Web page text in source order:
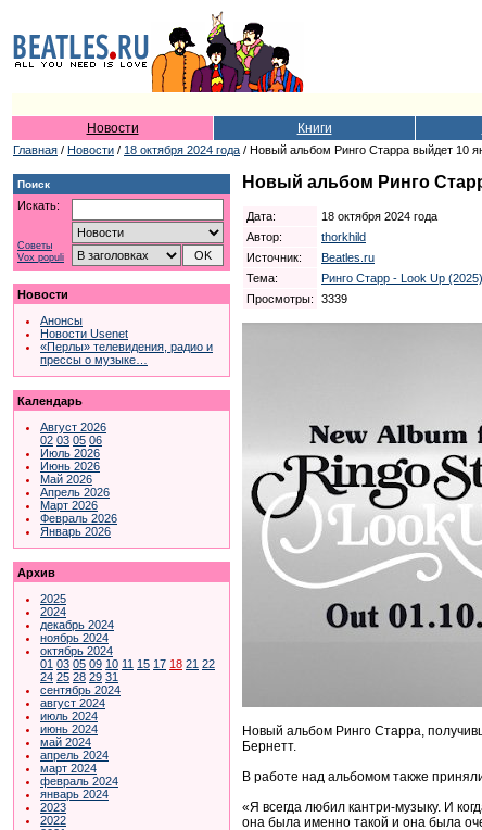
Новости Книги
Главная / Новости / 18 октября 2024 года / Новый альбом Ринго Старра выйдет 10
Поиск
Искать:
Советы
Vox populi
Новости
Анонсы
Новости Usenet
«Перлы» телевидения, радио и
прессы о музыке…
Календарь
Август 2026
02 03 05 06
Июль 2026
Июнь 2026
Май 2026
Апрель 2026
Март 2026
Февраль 2026
Январь 2026
Архив
2025
2024
декабрь 2024
ноябрь 2024
октябрь 2024
01 03 05 09 10 11 15 17 18 21 22
24 25 28 29 31
сентябрь 2024
август 2024
июль 2024
июнь 2024
май 2024
апрель 2024
март 2024
февраль 2024
январь 2024
2023
2022
Новый альбом Ринго
Дата:
18 октября 2024 года
Автор:
thorkhild
Источник:
Beatles.ru
Тема:
Ринго Старр - Look Up (2025)
Просмотры:
3339
Новый альбом Ринго Старра,
Бернетт.
В работе над альбомом также
«Я всегда любил кантри-музыку. И
она была именно такой и она была